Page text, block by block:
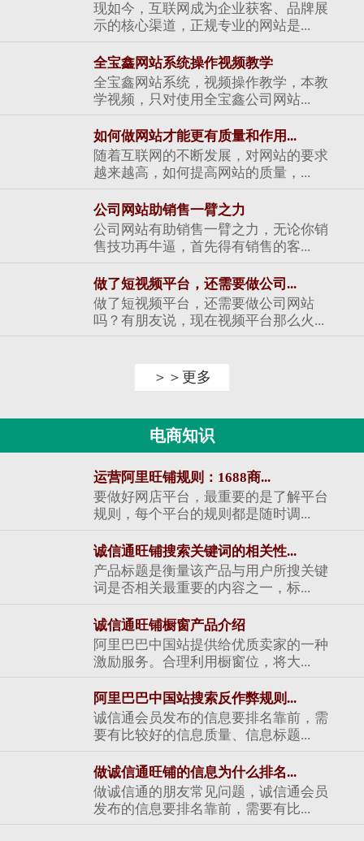
现如今，互联网成为企业获客、品牌展
示的核心渠道，正规专业的网站是...
全宝鑫网站系统操作视频教学
全宝鑫网站系统，视频操作教学，本教
学视频，只对使用全宝鑫公司网站...
如何做网站才能更有质量和作用...
随着互联网的不断发展，对网站的要求
越来越高，如何提高网站的质量，...
公司网站助销售一臂之力
公司网站有助销售一臂之力，无论你销
售技功再牛逼，首先得有销售的客...
做了短视频平台，还需要做公司...
做了短视频平台，还需要做公司网站
吗？有朋友说，现在视频平台那么火...
＞＞更多
电商知识
运营阿里旺铺规则：1688商...
要做好网店平台，最重要的是了解平台
规则，每个平台的规则都是随时调...
诚信通旺铺搜索关键词的相关性...
产品标题是衡量该产品与用户所搜关键
词是否相关最重要的内容之一，标...
诚信通旺铺橱窗产品介绍
阿里巴巴中国站提供给优质卖家的一种
激励服务。合理利用橱窗位，将大...
阿里巴巴中国站搜索反作弊规则...
诚信通会员发布的信息要排名靠前，需
要有比较好的信息质量、信息标题...
做诚信通旺铺的信息为什么排名...
做诚信通的朋友常见问题，诚信通会员
发布的信息要排名靠前，需要有比...